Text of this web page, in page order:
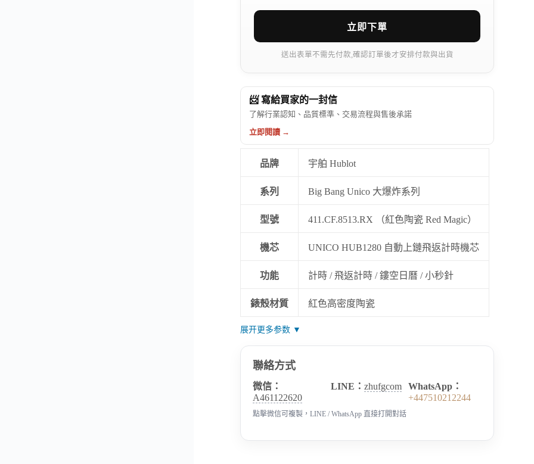
立即下單
送出表單不需先付款,確認訂單後才安排付款與出貨
📨 寫給買家的一封信
了解行業認知、品質標準、交易流程與售後承諾
立即閱讀 →
品牌 宇舶 Hublot
系列 Big Bang Unico 大爆炸系列
型號 411.CF.8513.RX （紅色陶瓷 Red Magic）
機芯 UNICO HUB1280 自動上鏈飛返計時機芯
功能 計時 / 飛返計時 / 鏤空日曆 / 小秒針
錶殼材質 紅色高密度陶瓷
展开更多参数 ▼
聯絡方式
微信：
A461122620
LINE： zhufgcom
WhatsApp：
+447510212244
點擊微信可複製，LINE / WhatsApp 直接打開對話